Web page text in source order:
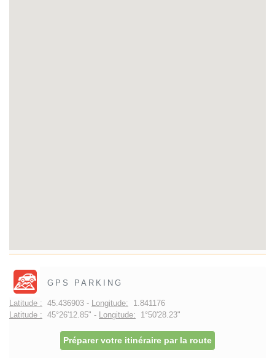
GPS PARKING
Latitude : 45.436903 - Longitude: 1.841176
Latitude : 45°26'12.85" - Longitude: 1°50'28.23"
Préparer votre itinéraire par la route